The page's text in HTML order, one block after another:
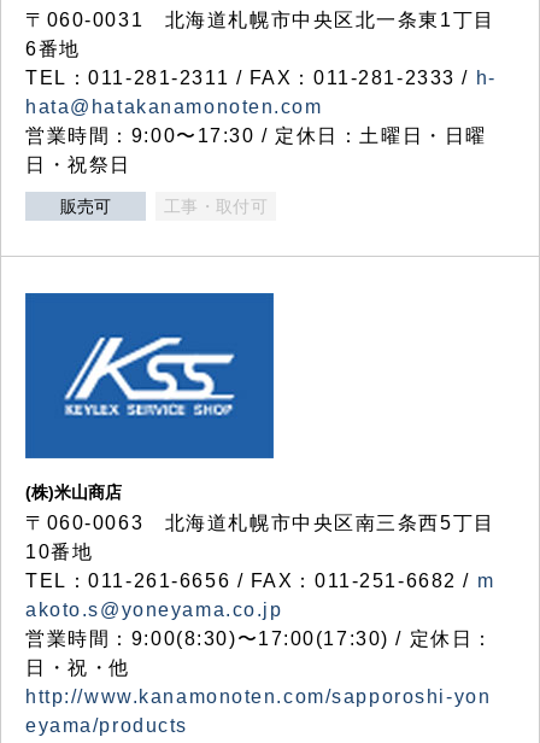
〒060-0031 北海道札幌市中央区北一条東1丁目
6番地
TEL：011-281-2311 / FAX：011-281-2333 / h-
hata@hatakanamonoten.com
営業時間：9:00〜17:30 / 定休日：土曜日・日曜
日・祝祭日
販売可 工事・取付可
(株)米山商店
〒060-0063 北海道札幌市中央区南三条西5丁目
10番地
TEL：011-261-6656 / FAX：011-251-6682 / m
akoto.s@yoneyama.co.jp
営業時間：9:00(8:30)〜17:00(17:30) / 定休日：
日・祝・他
http://www.kanamonoten.com/sapporoshi-yon
eyama/products